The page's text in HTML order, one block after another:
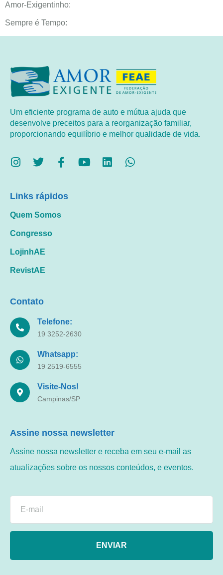
Amor-Exigentinho:
Sempre é Tempo:
Um eficiente programa de auto e mútua ajuda que
desenvolve preceitos para a reorganização familiar,
proporcionando equilíbrio e melhor qualidade de vida.
Links rápidos
Quem Somos
Congresso
LojinhAE
RevistAE
Contato
Telefone:
19 3252-2630
Whatsapp:
19 2519-6555
Visite-Nos!
Campinas/SP
Assine nossa newsletter
Assine nossa newsletter e receba em seu e-mail as
atualizações sobre os nossos conteúdos, e eventos.
ENVIAR